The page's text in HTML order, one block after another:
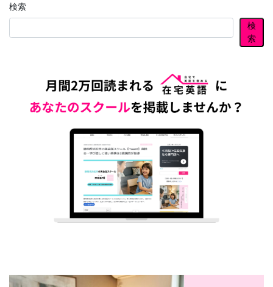
検索
検
索